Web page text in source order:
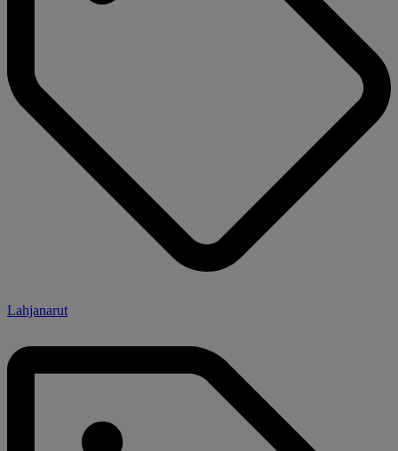
Lahjanarut